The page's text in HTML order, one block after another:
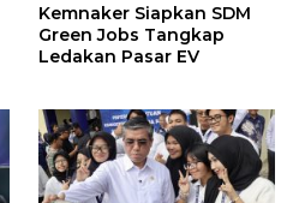
Kemnaker Siapkan SDM
Green Jobs Tangkap
Ledakan Pasar EV